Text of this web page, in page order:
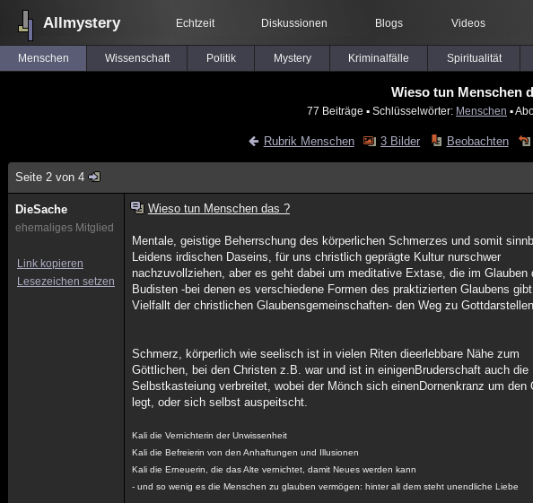
Allmystery Echtzeit Diskussionen Blogs Videos
Menschen Wissenschaft Politik Mystery Kriminalfälle Spiritualität
Wieso tun Menschen
77 Beiträge ▪ Schlüsselwörter: Menschen ▪
Rubrik Menschen 3 Bilder Beobachten
Seite 2 von 4
DieSache
ehemaliges Mitglied
Link kopieren
Lesezeichen setzen
Wieso tun Menschen das ?
Mentale, geistige Beherrschung des körperlichen Schmerzes und somit
Leidens irdischen Daseins, für uns christlich geprägte Kultur nurschwer
nachzuvollziehen, aber es geht dabei um meditative Extase, die im Glauben
Budisten -bei denen es verschiedene Formen des praktizierten Glaubens
Vielfallt der christlichen Glaubensgemeinschaften- den Weg zu
Schmerz, körperlich wie seelisch ist in vielen Riten dieerlebbare Nähe zum
Göttlichen, bei den Christen z.B. war und ist in einigenBruderschaft auch die
Selbstkasteiung verbreitet, wobei der Mönch sich einenDornenkranz um den
legt, oder sich selbst auspeitscht.
Kali die Vernichterin der Unwissenheit
Kali die Befreierin von den Anhaftungen und Illusionen
Kali die Erneuerin, die das Alte vernichtet, damit Neues werden kann
- und so wenig es die Menschen zu glauben vermögen: hinter all dem steht unendliche Liebe